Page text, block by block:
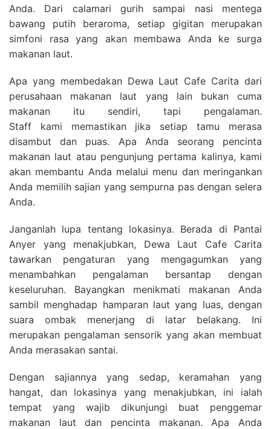
Anda. Dari calamari gurih sampai nasi mentega
bawang putih beraroma, setiap gigitan merupakan
simfoni rasa yang akan membawa Anda ke surga
makanan laut.
Apa yang membedakan Dewa Laut Cafe Carita dari
perusahaan makanan laut yang lain bukan cuma
makanan itu sendiri, tapi pengalaman.
Staff kami memastikan jika setiap tamu merasa
disambut dan puas. Apa Anda seorang pencinta
makanan laut atau pengunjung pertama kalinya, kami
akan membantu Anda melalui menu dan meringankan
Anda memilih sajian yang sempurna pas dengan selera
Anda.
Janganlah lupa tentang lokasinya. Berada di Pantai
Anyer yang menakjubkan, Dewa Laut Cafe Carita
tawarkan pengaturan yang mengagumkan yang
menambahkan pengalaman bersantap dengan
keseluruhan. Bayangkan menikmati makanan Anda
sambil menghadap hamparan laut yang luas, dengan
suara ombak menerjang di latar belakang. Ini
merupakan pengalaman sensorik yang akan membuat
Anda merasakan santai.
Dengan sajiannya yang sedap, keramahan yang
hangat, dan lokasinya yang menakjubkan, ini ialah
tempat yang wajib dikunjungi buat penggemar
makanan laut dan pencinta makanan. Apa Anda